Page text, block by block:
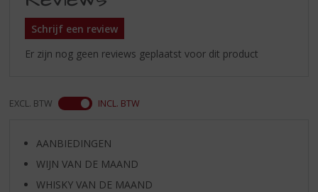
Schrijf een review
Er zijn nog geen reviews geplaatst voor dit product
EXCL. BTW INCL. BTW
AANBIEDINGEN
WIJN VAN DE MAAND
WHISKY VAN DE MAAND